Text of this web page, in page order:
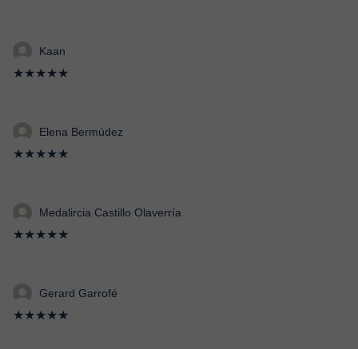
Kaan
★★★★★
Elena Bermúdez
★★★★★
Medalircia Castillo Olaverría
★★★★★
Gerard Garrofé
★★★★★